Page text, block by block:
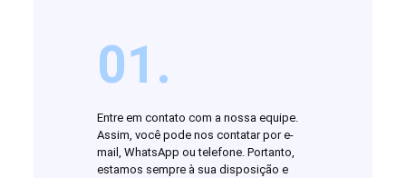
01.
Entre em contato com a nossa equipe.
Assim, você pode nos contatar por e-
mail, WhatsApp ou telefone. Portanto,
estamos sempre à sua disposição e